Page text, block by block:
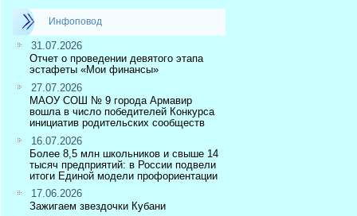
Инфоповод
31.07.2026
Отчет о проведении девятого этапа
эстафеты «Мои финансы»
27.07.2026
МАОУ СОШ № 9 города Армавир
вошла в число победителей Конкурса
инициатив родительских сообществ
16.07.2026
Более 8,5 млн школьников и свыше 14
тысяч предприятий: в России подвели
итоги Единой модели профориентации
17.06.2026
Зажигаем звездочки Кубани